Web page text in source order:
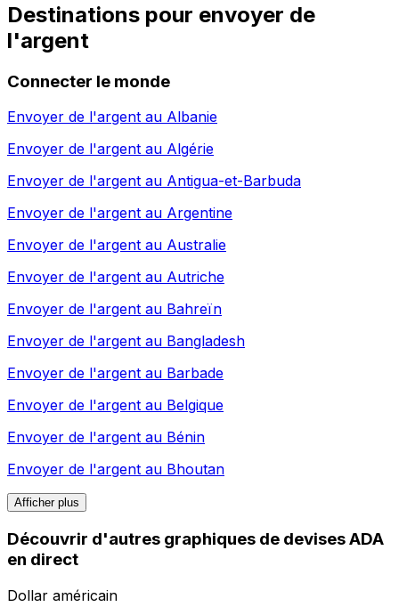
Destinations pour envoyer de
l'argent
Connecter le monde
Envoyer de l'argent au Albanie
Envoyer de l'argent au Algérie
Envoyer de l'argent au Antigua-et-Barbuda
Envoyer de l'argent au Argentine
Envoyer de l'argent au Australie
Envoyer de l'argent au Autriche
Envoyer de l'argent au Bahreïn
Envoyer de l'argent au Bangladesh
Envoyer de l'argent au Barbade
Envoyer de l'argent au Belgique
Envoyer de l'argent au Bénin
Envoyer de l'argent au Bhoutan
Afficher plus
Découvrir d'autres graphiques de devises ADA
en direct
Dollar américain